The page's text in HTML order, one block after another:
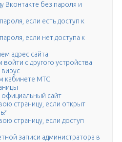
Вконтакте без пароля и
если есть доступ к
если нет доступа к
адрес сайта
с другого устройства
кабинете МТС
официальный сайт
страницу, если открыт
страницу, если доступ
записи администратора в